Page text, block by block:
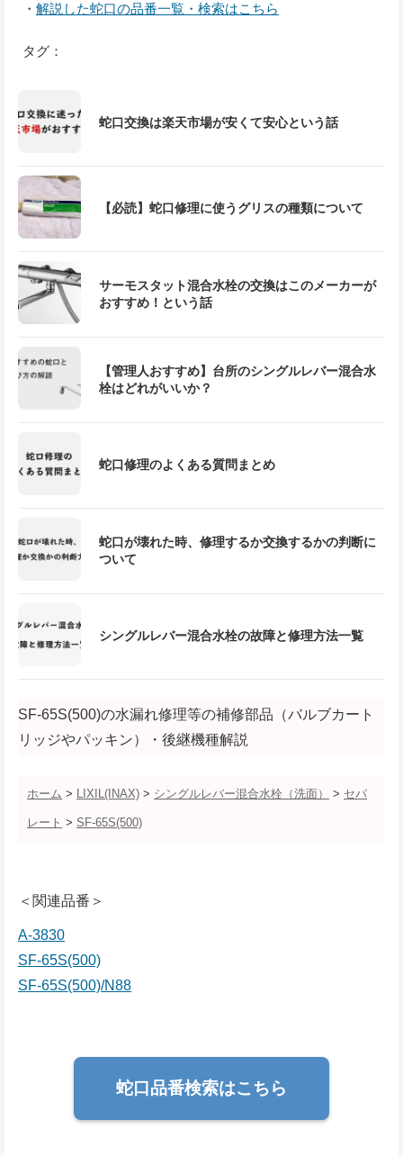
・ 解説した蛇口の品番一覧・検索はこちら
タグ：
蛇口交換は楽天市場が安くて安心という話
【必読】蛇口修理に使うグリスの種類について
サーモスタット混合水栓の交換はこのメーカーが
おすすめ！という話
【管理人おすすめ】台所のシングルレバー混合水
栓はどれがいいか？
蛇口修理のよくある質問まとめ
蛇口が壊れた時、修理するか交換するかの判断に
ついて
シングルレバー混合水栓の故障と修理方法一覧
SF-65S(500)の水漏れ修理等の補修部品（バルブカート
リッジやパッキン）・後継機種解説
ホーム > LIXIL(INAX) > シングルレバー混合水栓（洗面） > セパ
レート > SF-65S(500)
＜関連品番＞
A-3830
SF-65S(500)
SF-65S(500)/N88
蛇口品番検索はこちら